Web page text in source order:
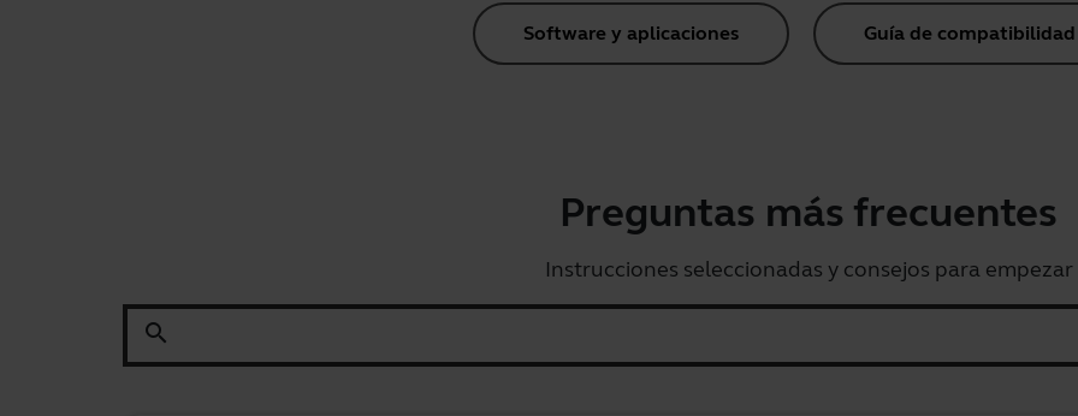
Software y aplicaciones Guía de compatibilidad
Preguntas más frecuentes
Instrucciones seleccionadas y consejos para empezar
search